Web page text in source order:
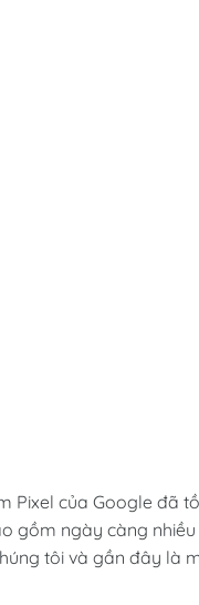
Pixel của Google đã
gồm ngày càng
tôi và gần đây là